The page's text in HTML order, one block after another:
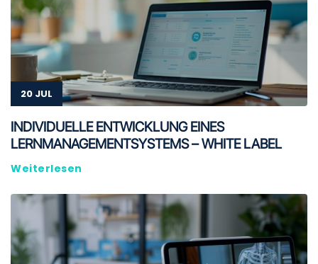
20 JUL
INDIVIDUELLE ENTWICKLUNG EINES
LERNMANAGEMENTSYSTEMS – WHITE LABEL
Weiterlesen